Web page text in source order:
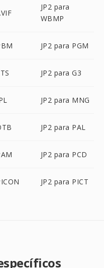
JP2 para
WBMP
JP2 para PGM
JP2 para G3
JP2 para MNG
JP2 para PAL
JP2 para PCD
JP2 para PICT